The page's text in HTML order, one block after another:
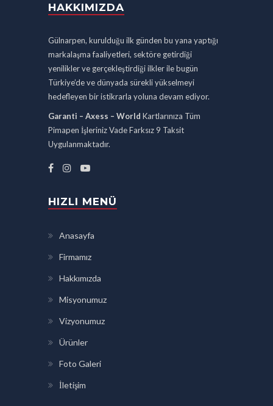
HAKKIMIZDA
Gülnarpen, kurulduğu ilk günden bu yana yaptığı
markalaşma faaliyetleri, sektöre getirdiği
yenilikler ve gerçekleştirdiği ilkler ile bugün
Türkiye’de ve dünyada sürekli yükselmeyi
hedefleyen bir istikrarla yoluna devam ediyor.
Garanti – Axess – World Kartlarınıza Tüm
Pimapen İşleriniz Vade Farksız 9 Taksit
Uygulanmaktadır.
HIZLI MENÜ
Anasayfa
Firmamız
Hakkımızda
Misyonumuz
Vizyonumuz
Ürünler
Foto Galeri
İletişim